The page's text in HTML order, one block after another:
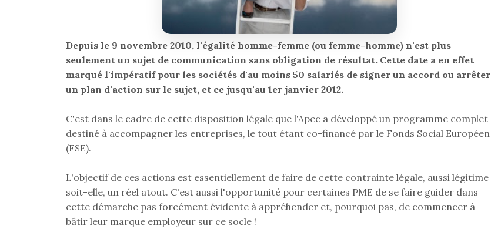
Depuis le 9 novembre 2010, l'égalité homme-femme (ou femme-homme) n'est plus
seulement un sujet de communication sans obligation de résultat. Cette date a en effet
marqué l'impératif pour les sociétés d'au moins 50 salariés de signer un accord ou arrêter
un plan d'action sur le sujet, et ce jusqu'au 1er janvier 2012.
C'est dans le cadre de cette disposition légale que l'Apec a développé un programme complet
destiné à accompagner les entreprises, le tout étant co-financé par le Fonds Social Européen
(FSE).
L'objectif de ces actions est essentiellement de faire de cette contrainte légale, aussi légitime
soit-elle, un réel atout. C'est aussi l'opportunité pour certaines PME de se faire guider dans
cette démarche pas forcément évidente à appréhender et, pourquoi pas, de commencer à
bâtir leur marque employeur sur ce socle !